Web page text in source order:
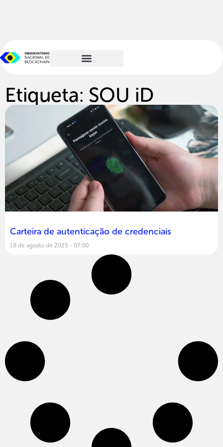
Etiqueta: SOU iD
Carteira de autenticação de credenciais
18 de agosto de 2025 07:00